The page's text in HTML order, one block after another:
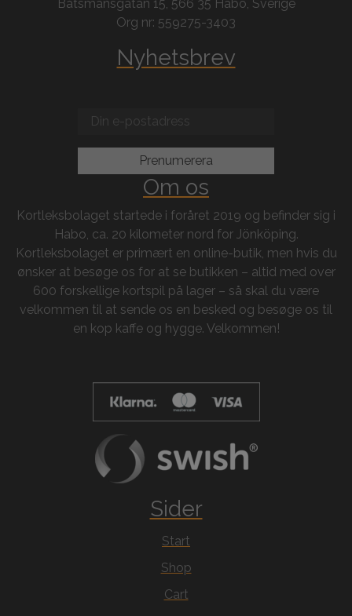
Båtsmansgatan 15, 566 35 Habo, Sverige
Org nr: 559275-3403
Nyhetsbrev
Om os
Kortleksbolaget startede i foråret 2019 og befinder sig i
Habo, ca. 20 kilometer nord for Jönköping.
Kortleksbolaget er primært en online-butik, men hvis du
ønsker at besøge os for at se butikken – altid med over
600 forskellige kortspil på lager – så skal du være
velkommen til at sende os en besked og besøge os til
en kop kaffe og hygge. Velkommen!
Sider
Start
Shop
Cart